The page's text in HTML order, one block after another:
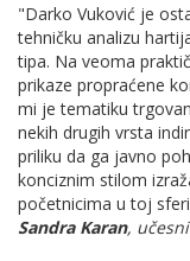
"Darko Vuković je
tehničku analizu
tipa. Na veoma
prikaze propraćene
mi je tematiku
nekih drugih vrsta
priliku da ga javno
konciznim stilom
početnicima u toj
Sandra Karan,